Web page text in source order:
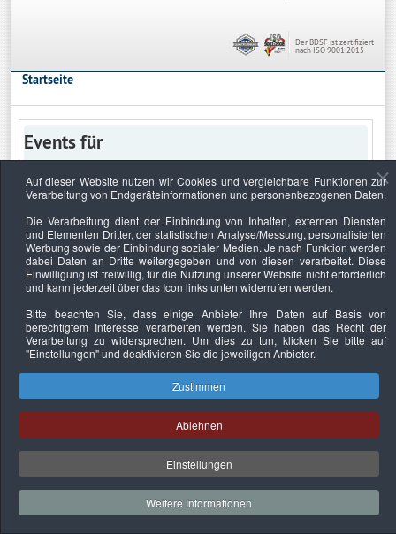
Der BDSF ist zertifiziert
nach ISO 9001:2015
Startseite
Events für
Keine Termine
Datenschutzerklärung Urheberrechtsnachweise Nachhaltigkeit
Copyright © 2026. Bundesverband Deutscher
Sachverständiger und Fachgutachter e.V..
Auf dieser Website nutzen wir Cookies und vergleichbare Funktionen zur
Verarbeitung von Endgeräteinformationen und personenbezogenen Daten.
Die Verarbeitung dient der Einbindung von Inhalten, externen Diensten
und Elementen Dritter, der statistischen Analyse/Messung, personalisierten
Werbung sowie der Einbindung sozialer Medien. Je nach Funktion werden
dabei Daten an Dritte weitergegeben und von diesen verarbeitet. Diese
Einwilligung ist freiwillig, für die Nutzung unserer Website nicht erforderlich
und kann jederzeit über das Icon links unten widerrufen werden.
Bitte beachten Sie, dass einige Anbieter Ihre Daten auf Basis von
berechtigtem Interesse verarbeiten werden. Sie haben das Recht der
Verarbeitung zu widersprechen. Um dies zu tun, klicken Sie bitte auf
"Einstellungen"und deaktivieren Sie die jeweiligen Anbieter.
Zustimmen
Ablehnen
Einstellungen
Weitere Informationen